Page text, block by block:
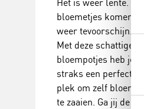
Het is weer lente. De
bloemetjes komen
weer tevoorschijn.
Met deze schattige
bloempotjes heb je
straks een perfecte
plek om zelf bloemen
te zaaien. Ga jij de